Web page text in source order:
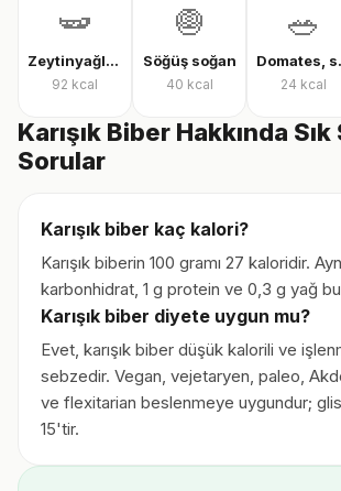
🫛
Zeytinyağlı çalı fasulyesi
92 kcal
🧅
Söğüş soğan
40 kcal
🥗
24 kcal
Karışık Biber Hakkında
Sorular
Karışık biber kaç kalori?
Karışık biberin 100 gramı 27 kaloridir.
karbonhidrat, 1 g protein ve 0,3 g yağ
Karışık biber diyete uygun mu?
Evet, karışık biber düşük kalorili ve
sebzedir. Vegan, vejetaryen, paleo,
ve flexitarian beslenmeye uygundur;
15'tir.